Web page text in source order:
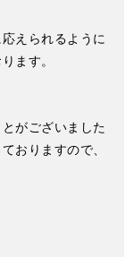
えられるように
ます。
がございました
おりますので、